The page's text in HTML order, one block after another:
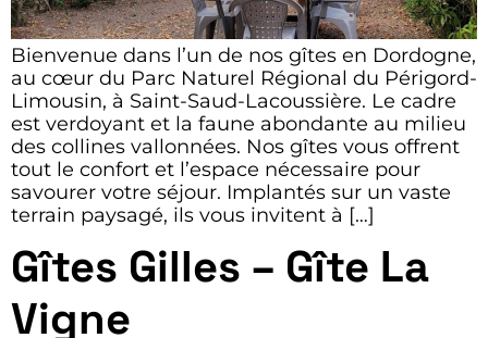
Bienvenue dans l’un de nos gîtes en Dordogne,
au cœur du Parc Naturel Régional du Périgord-
Limousin, à Saint-Saud-Lacoussière. Le cadre
est verdoyant et la faune abondante au milieu
des collines vallonnées. Nos gîtes vous offrent
tout le confort et l’espace nécessaire pour
savourer votre séjour. Implantés sur un vaste
terrain paysagé, ils vous invitent à […]
Gîtes Gilles – Gîte La
Vigne